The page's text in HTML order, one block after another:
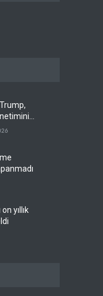
yıllık
rekor